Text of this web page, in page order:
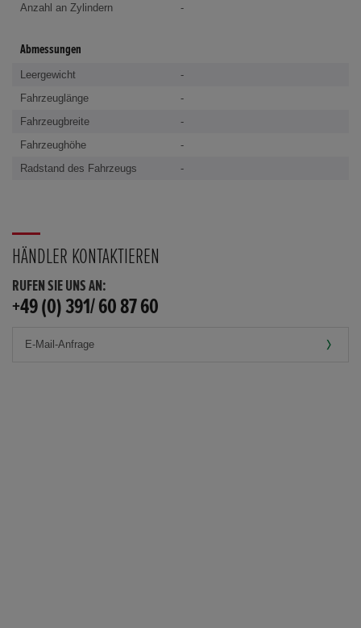
Anzahl an Zylindern
-
Abmessungen
Leergewicht
-
Fahrzeuglänge
-
Fahrzeugbreite
-
Fahrzeughöhe
-
Radstand des Fahrzeugs
-
HÄNDLER KONTAKTIEREN
RUFEN SIE UNS AN:
+49 (0) 391/ 60 87 60